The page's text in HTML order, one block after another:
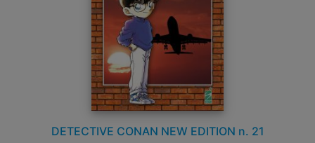
DETECTIVE CONAN NEW EDITION n. 21